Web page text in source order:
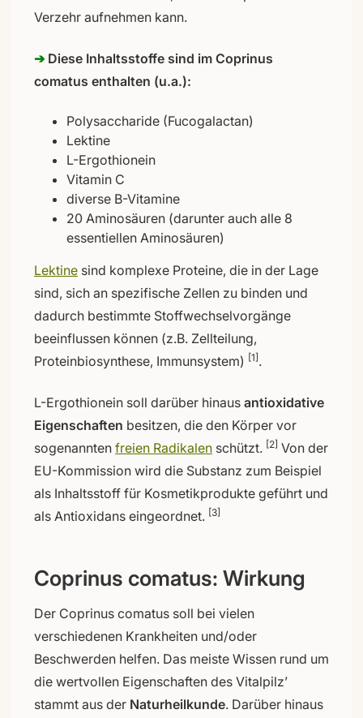
Verzehr aufnehmen kann.
➔Diese Inhaltsstoffe sind im Coprinus
comatus enthalten (u.a.):
Polysaccharide (Fucogalactan)
Lektine
L-Ergothionein
Vitamin C
diverse B-Vitamine
20 Aminosäuren (darunter auch alle 8
essentiellen Aminosäuren)
Lektine sind komplexe Proteine, die in der Lage
sind, sich an spezifische Zellen zu binden und
dadurch bestimmte Stoffwechselvorgänge
beeinflussen können (z.B. Zellteilung,
Proteinbiosynthese, Immunsystem) [1] .
L-Ergothionein soll darüber hinaus antioxidative
Eigenschaften besitzen, die den Körper vor
sogenannten freien Radikalen schützt. [2] Von der
EU-Kommission wird die Substanz zum Beispiel
als Inhaltsstoff für Kosmetikprodukte geführt und
als Antioxidans eingeordnet. [3]
Coprinus comatus: Wirkung
Der Coprinus comatus soll bei vielen
verschiedenen Krankheiten und/oder
Beschwerden helfen. Das meiste Wissen rund um
die wertvollen Eigenschaften des Vitalpilz’
stammt aus der Naturheilkunde. Darüber hinaus